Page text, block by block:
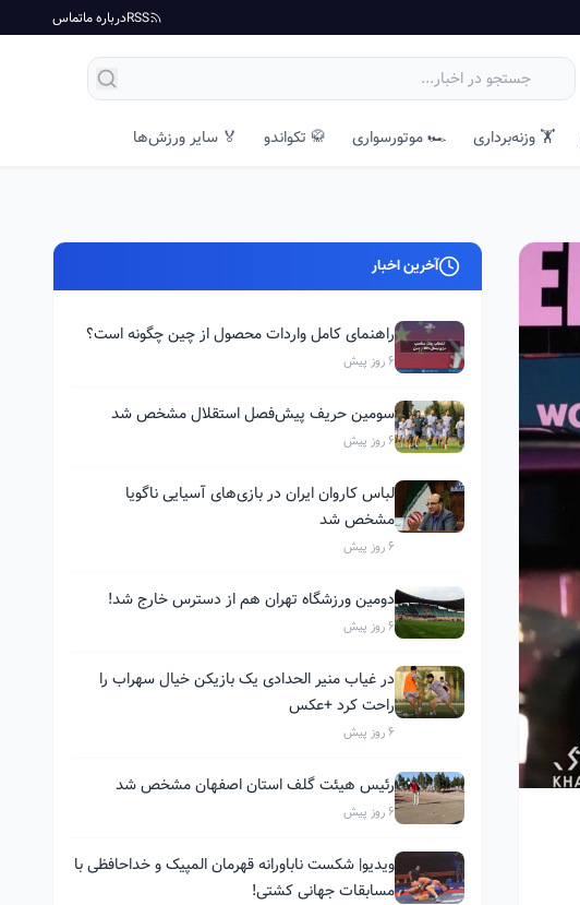
RSSدرباره ماتماس
🏋️ وزنه‌برداری 🏎️ موتورسواری 🥋 تکواندو 🏅 سایر ورزش‌ها
آخرین اخبار
راهنمای کامل واردات محصول از چین چگونه است؟
6 روز پیش
سومین حریف پیش‌فصل استقلال مشخص شد
6 روز پیش
لباس کاروان ایران در بازی‌های آسیایی ناگویا
مشخص شد
6 روز پیش
دومین ورزشگاه تهران هم از دسترس خارج شد!
6 روز پیش
در غیاب منیر الحدادی یک بازیکن خیال سهراب را
راحت کرد +عکس
6 روز پیش
رئیس هیئت گلف استان اصفهان مشخص شد
6 روز پیش
ویدیو| شکست ناباورانه قهرمان المپیک و خداحافظی با
مسابقات جهانی کشتی!